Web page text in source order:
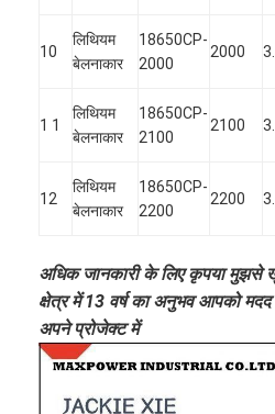
10
लिथियम
बेलनाकार
18650CP-
2000
2000
1 1
लिथियम
बेलनाकार
18650CP-
2100
2100
12
लिथियम
बेलनाकार
18650CP-
2200
2200
अधिक जानकारी के लिए कृपया मुझसे
क्षेत्र में 13 वर्ष का अनुभव आपको
अपने प्रोजेक्ट में